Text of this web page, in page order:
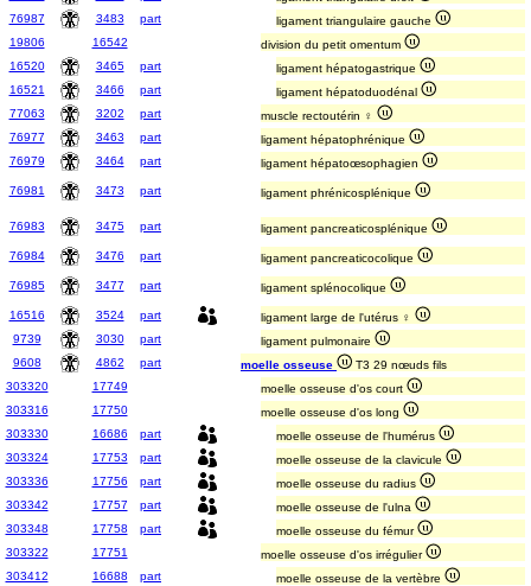
76987
3483 part
ligament triangulaire gauche
19806
16542
division du petit omentum
16520
3465 part
ligament hépatogastrique
16521
3466 part
ligament hépatoduodénal
77063
3202 part
muscle rectoutérin ♀
76977
3463 part
ligament hépatophrénique
76979
3464 part ligament hépatoœsophagien
76981 3473 part ligament phrénicosplénique
76983 3475 part ligament pancreaticosplénique
76984 3476 part ligament pancreaticocolique
76985 3477 part ligament splénocolique
16516 3524 part
ligament large de l'utérus ♀
9739
3030 part
ligament pulmonaire
9608
4862 part moelle osseuse
T3 29 nœuds fils
303320
17749
moelle osseuse d'os court
303316
17750
moelle osseuse d'os long
303330
16686 part
moelle osseuse de l'humérus
303324
17753 part
moelle osseuse de la clavicule
303336
17756 part
moelle osseuse du radius
303342
17757 part
moelle osseuse de l'ulna
303348
17758 part
moelle osseuse du fémur
303322
17751
moelle osseuse d'os irrégulier
303412
16688 part
moelle osseuse de la vertèbre